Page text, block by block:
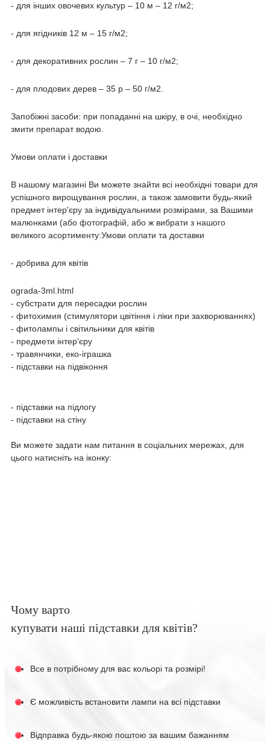
- для інших овочевих культур – 10 м – 12 г/м2;
- для ягідників 12 м – 15 г/м2;
- для декоративних рослин – 7 г – 10 г/м2;
- для плодових дерев – 35 р – 50 г/м2.
Запобіжні засоби: при попаданні на шкіру, в очі, необхідно
змити препарат водою.
Умови оплати і доставки
В нашому магазині Ви можете знайти всі необхідні товари для
успішного вирощування рослин, а також замовити будь-який
предмет інтер'єру за індивідуальними розмірами, за Вашими
малюнками (або фотографій, або ж вибрати з нашого
великого асортименту:Умови оплати та доставки
- добрива для квітів
ograda-3ml.html
- субстрати для пересадки рослин
- фитохимия (стимулятори цвітіння і ліки при захворюваннях)
- фитолампы і світильники для квітів
- предмети інтер'єру
- травянчики, еко-іграшка
- підставки на підвіконня
- підставки на підлогу
- підставки на стіну
Ви можете задати нам питання в соціальних мережах, для
цього натисніть на іконку:
Чому варто
купувати наші підставки для квітів?
Все в потрібному для вас кольорі та розмірі!
Є можливість встановити лампи на всі підставки
Відправка будь-якою поштою за вашим бажанням